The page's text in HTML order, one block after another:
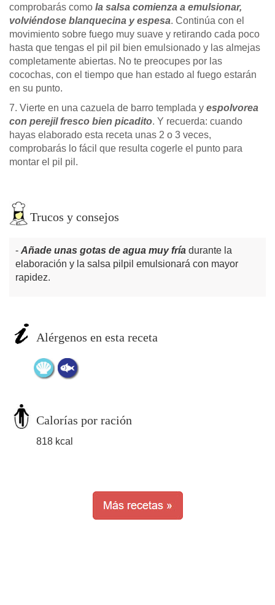
comprobarás como la salsa comienza a emulsionar,
volviéndose blanquecina y espesa. Continúa con el
movimiento sobre fuego muy suave y retirando cada poco
hasta que tengas el pil pil bien emulsionado y las almejas
completamente abiertas. No te preocupes por las
cocochas, con el tiempo que han estado al fuego estarán
en su punto.
7. Vierte en una cazuela de barro templada y espolvorea
con perejil fresco bien picadito. Y recuerda: cuando
hayas elaborado esta receta unas 2 o 3 veces,
comprobarás lo fácil que resulta cogerle el punto para
montar el pil pil.
Trucos y consejos
Añade unas gotas de agua muy fría durante la
elaboración y la salsa pilpil emulsionará con mayor
rapidez.
Alérgenos en esta receta
Calorías por ración
818 kcal